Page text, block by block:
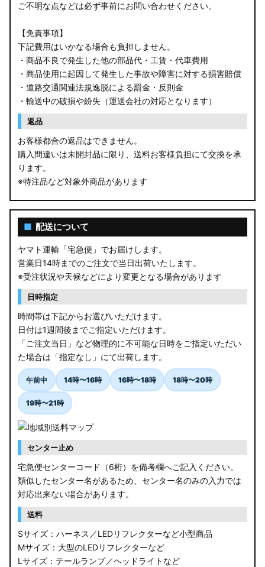
ご不明な点などは必ず事前にお問い合わせください。
【免責事項】
下記費用はいかなる場合も負担しません。
・商品不良で発生した他の部品代・工賃・代車費用
・商品使用に起因して発生した事故や障害に対する損害賠償
・道路交通関連法規逸脱による罰金・反則金
・輸送中の破損や紛失（運送会社の対応となります）
返品
お客様都合の返品はできません。
購入間違いは未開封品に限り、送料お客様負担にて交換を承
ります。
※特注品など対象外商品があります
■ 配送について
ヤマト運輸「宅急便」でお届けします。
営業日14時までのご注文で当日出荷いたします。
※受注状況や天候などにより変更となる場合があります
日時指定
時間帯は下記からお選びいただけます。
日付は1週間後までご指定いただけます。
「ご注文当日」など物理的に不可能な日時をご指定いただい
た場合は「指定なし」にて出荷します。
午前中 14時〜16時 16時〜18時 18時〜20時
19時〜21時
センター止め
宅急便センターコード（6桁）を備考欄へご記入ください。
類似したセンター名があるため、センター名のみの入力では
対応出来ない場合があります。
送料
Sサイズ：ハーネス／LEDリフレクターなど小型商品
Mサイズ：大型のLEDリフレクターなど
Lサイズ：テールランプ／ヘッドライトなど